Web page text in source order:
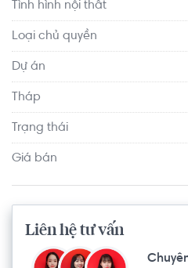
các tiện ích thiết thực khác,
hệ thống trường học, trung
chóng đến trung tâm Quận 1,
khu đô thị Phú Mỹ Hưng,..
Tình hình nội thất
Loại chủ quyền
Dự án
Tháp
Trạng thái
Giá bán
Liên hệ tư vấn